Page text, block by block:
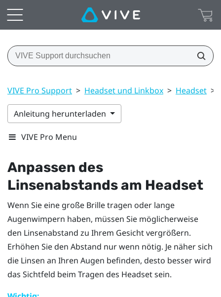
VIVE Pro Support > Headset und Linkbox > Headset >
Anleitung herunterladen
VIVE Pro Menu
Anpassen des
Linsenabstands am Headset
Wenn Sie eine große Brille tragen oder lange
Augenwimpern haben, müssen Sie möglicherweise
den Linsenabstand zu Ihrem Gesicht vergrößern.
Erhöhen Sie den Abstand nur wenn nötig. Je näher sich
die Linsen an Ihren Augen befinden, desto besser wird
das Sichtfeld beim Tragen des Headset sein.